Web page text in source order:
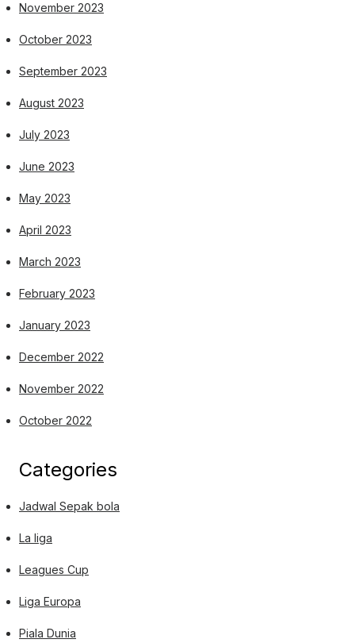
November 2023
October 2023
September 2023
August 2023
July 2023
June 2023
May 2023
April 2023
March 2023
February 2023
January 2023
December 2022
November 2022
October 2022
Categories
Jadwal Sepak bola
La liga
Leagues Cup
Liga Europa
Piala Dunia